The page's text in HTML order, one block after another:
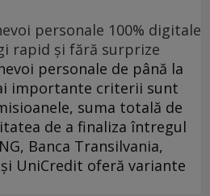
personale 100% digitale
rapid și fără surprize
personale de până la
importante criterii sunt
suma totală de
de a finaliza întregul
Banca Transilvania,
și UniCredit oferă variante